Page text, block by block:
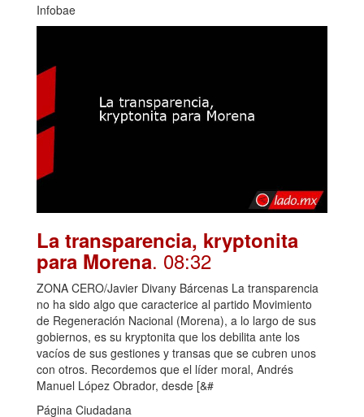
Infobae
La transparencia, kryptonita
para Morena. 08:32
ZONA CERO/Javier Divany Bárcenas La transparencia
no ha sido algo que caracterice al partido Movimiento
de Regeneración Nacional (Morena), a lo largo de sus
gobiernos, es su kryptonita que los debilita ante los
vacíos de sus gestiones y transas que se cubren unos
con otros. Recordemos que el líder moral, Andrés
Manuel López Obrador, desde [&#
Página Ciudadana